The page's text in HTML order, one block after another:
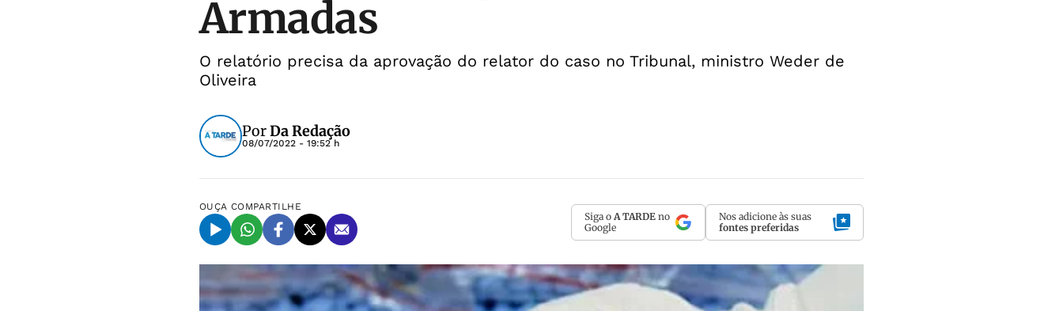
Armadas
O relatório precisa da aprovação do relator do caso no Tribunal, ministro Weder de
Oliveira
PorDa Redação
08/07/2022 - 19:52 h
OUÇA COMPARTILHE
Siga o A TARDE no
Google
Nos adicione às suas
fontes preferidas